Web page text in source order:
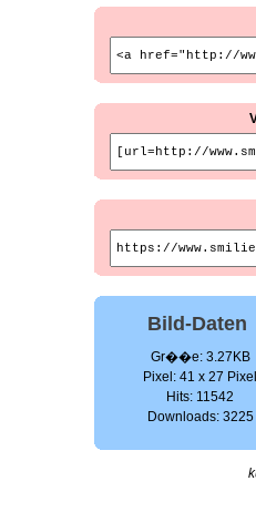
Bild-Daten
Gr��e: 3.27KB
Pixel: 41 x 27
Hits: 11542
Downloads: 3225